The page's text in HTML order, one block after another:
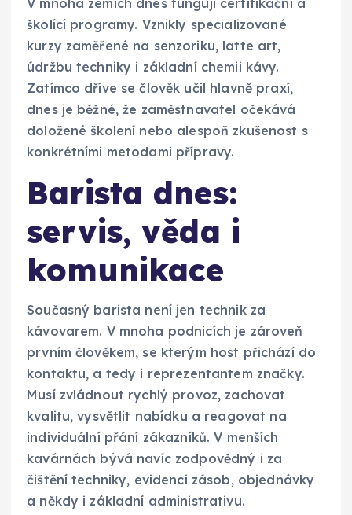
V mnoha zemích dnes fungují certifikační a
školící programy. Vznikly specializované
kurzy zaměřené na senzoriku, latte art,
údržbu techniky i základní chemii kávy.
Zatímco dříve se člověk učil hlavně praxí,
dnes je běžné, že zaměstnavatel očekává
doložené školení nebo alespoň zkušenost s
konkrétními metodami přípravy.
Barista dnes:
servis, věda i
komunikace
Současný barista není jen technik za
kávovarem. V mnoha podnicích je zároveň
prvním člověkem, se kterým host přichází do
kontaktu, a tedy i reprezentantem značky.
Musí zvládnout rychlý provoz, zachovat
kvalitu, vysvětlit nabídku a reagovat na
individuální přání zákazníků. V menších
kavárnách bývá navíc zodpovědný i za
čištění techniky, evidenci zásob, objednávky
a někdy i základní administrativu.